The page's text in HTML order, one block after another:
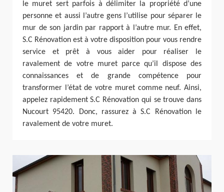
le muret sert parfois à délimiter la propriété d’une
personne et aussi l’autre gens l’utilise pour séparer le
mur de son jardin par rapport à l’autre mur. En effet,
S.C Rénovation est à votre disposition pour vous rendre
service et prêt à vous aider pour réaliser le
ravalement de votre muret parce qu’il dispose des
connaissances et de grande compétence pour
transformer l’état de votre muret comme neuf. Ainsi,
appelez rapidement S.C Rénovation qui se trouve dans
Nucourt 95420. Donc, rassurez à S.C Rénovation le
ravalement de votre muret.